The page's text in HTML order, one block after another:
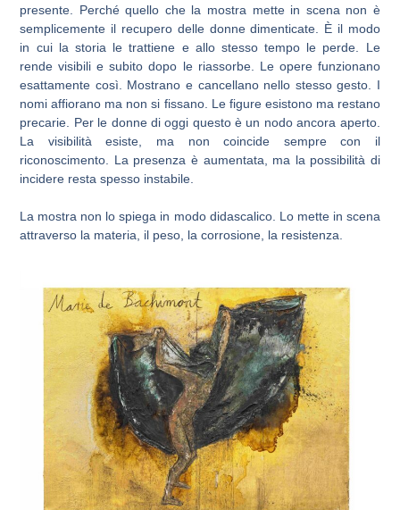
presente. Perché quello che la mostra mette in scena non è
semplicemente il recupero delle donne dimenticate. È il modo
in cui la storia le trattiene e allo stesso tempo le perde. Le
rende visibili e subito dopo le riassorbe. Le opere funzionano
esattamente così. Mostrano e cancellano nello stesso gesto. I
nomi affiorano ma non si fissano. Le figure esistono ma restano
precarie. Per le donne di oggi questo è un nodo ancora aperto.
La visibilità esiste, ma non coincide sempre con il
riconoscimento. La presenza è aumentata, ma la possibilità di
incidere resta spesso instabile.
La mostra non lo spiega in modo didascalico. Lo mette in scena
attraverso la materia, il peso, la corrosione, la resistenza.